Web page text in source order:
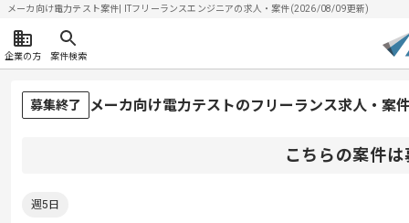
メーカ向け電力テスト案件| ITフリーランスエンジニアの求人・案件(2026/08/09更新)
企業の方 案件検索
募集終了 メーカ向け電力テストのフリーランス求人・案
こちらの案件
週5日